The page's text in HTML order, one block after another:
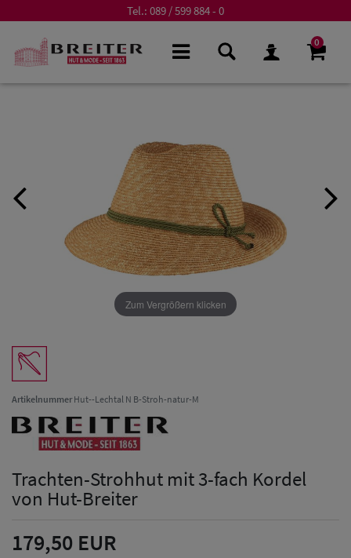
Tel.: 089 / 599 884 - 0
0
Zum Vergrößern klicken
ArtikelnummerHut--Lechtal N B-Stroh-natur-M
Trachten-Strohhut mit 3-fach Kordel
von Hut-Breiter
179,50 EUR